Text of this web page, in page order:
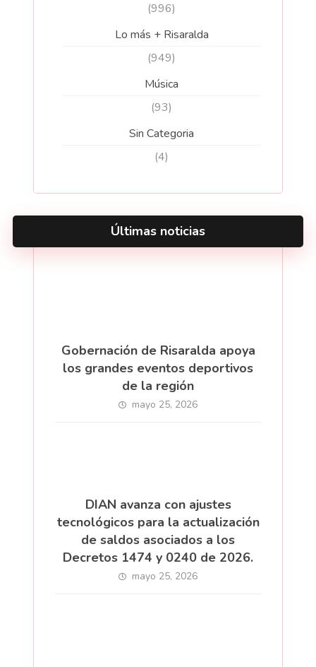
(996)
Lo más + Risaralda
(949)
Música
(93)
Sin Categoria
(4)
Últimas noticias
Gobernación de Risaralda apoya
los grandes eventos deportivos
de la región
mayo 25, 2026
DIAN avanza con ajustes
tecnológicos para la actualización
de saldos asociados a los
Decretos 1474 y 0240 de 2026.
mayo 25, 2026